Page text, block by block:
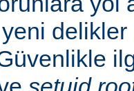
delikler